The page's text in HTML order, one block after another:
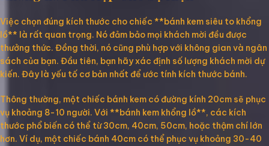
Việc chọn đúng kích thước cho chiếc **bánh kem siêu to khổng
lồ** là rất quan trọng. Nó đảm bảo mọi khách mời đều được
thưởng thức. Đồng thời, nó cũng phù hợp với không gian và ngân
sách của bạn. Đầu tiên, bạn hãy xác định số lượng khách mời dự
kiến. Đây là yếu tố cơ bản nhất để ước tính kích thước bánh.
Thông thường, một chiếc bánh kem có đường kính 20cm sẽ phục
vụ khoảng 8-10 người. Với **bánh kem khổng lồ**, các kích
thước phổ biến có thể từ 30cm, 40cm, 50cm, hoặc thậm chí lớn
hơn. Ví dụ, một chiếc bánh 40cm có thể phục vụ khoảng 30-40